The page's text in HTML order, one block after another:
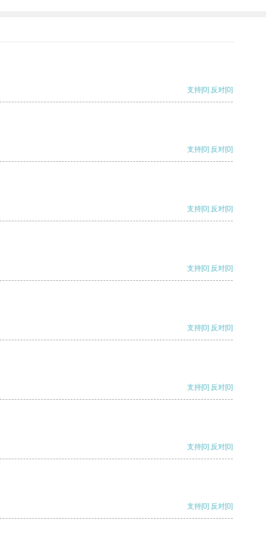
支持[0] 反对[0]
支持[0] 反对[0]
支持[0] 反对[0]
支持[0] 反对[0]
支持[0] 反对[0]
支持[0] 反对[0]
支持[0] 反对[0]
支持[0] 反对[0]